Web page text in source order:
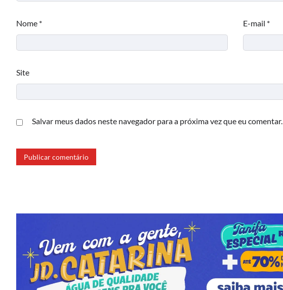
Nome * E-mail *
Site
Salvar meus dados neste navegador para a próxima vez que eu comentar.